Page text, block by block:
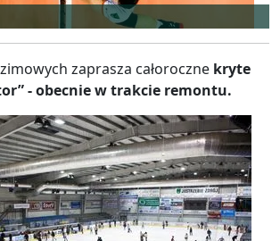
zaprasza całoroczne kryte
- obecnie w trakcie remontu.